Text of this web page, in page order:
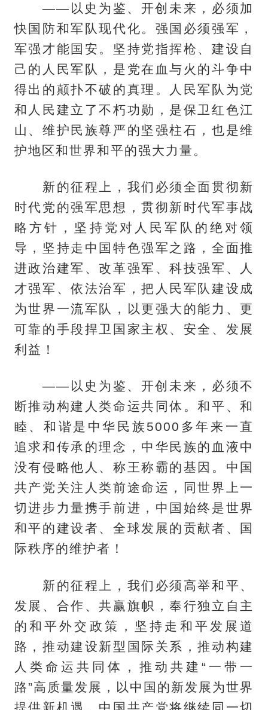
——以史为鉴、开创未来，必须加
快国防和军队现代化。强国必须强军，
军强才能国安。坚持党指挥枪、建设自
己的人民军队，是党在血与火的斗争中
得出的颠扑不破的真理。人民军队为党
和人民建立了不朽功勋，是保卫红色江
山、维护民族尊严的坚强柱石，也是维
护地区和世界和平的强大力量。
新的征程上，我们必须全面贯彻新
时代党的强军思想，贯彻新时代军事战
略方针，坚持党对人民军队的绝对领
导，坚持走中国特色强军之路，全面推
进政治建军、改革强军、科技强军、人
才强军、依法治军，把人民军队建设成
为世界一流军队，以更强大的能力、更
可靠的手段捍卫国家主权、安全、发展
利益！
——以史为鉴、开创未来，必须不
断推动构建人类命运共同体。和平、和
睦、和谐是中华民族5000多年来一直
追求和传承的理念，中华民族的血液中
没有侵略他人、称王称霸的基因。中国
共产党关注人类前途命运，同世界上一
切进步力量携手前进，中国始终是世界
和平的建设者、全球发展的贡献者、国
际秩序的维护者！
新的征程上，我们必须高举和平、
发展、合作、共赢旗帜，奉行独立自主
的和平外交政策，坚持走和平发展道
路，推动建设新型国际关系，推动构建
人类命运共同体，推动共建“一带一
路”高质量发展，以中国的新发展为世界
提供新机遇。中国共产党将继续同一切